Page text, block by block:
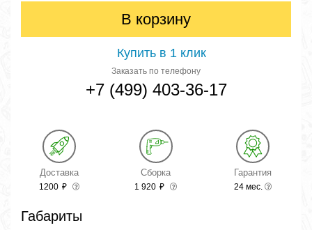
В корзину
Купить в 1 клик
Заказать по телефону
+7 (499) 403-36-17
Доставка
1200 ₽
Сборка
1 920 ₽
Гарантия
24 мес.
Габариты